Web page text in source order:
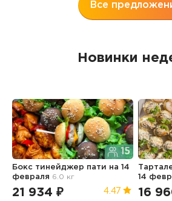
Все
Новинки
15
Бокс тинейджер пати на 14
февраля 6.0 кг
21 934 ₽ 4.47
14
16